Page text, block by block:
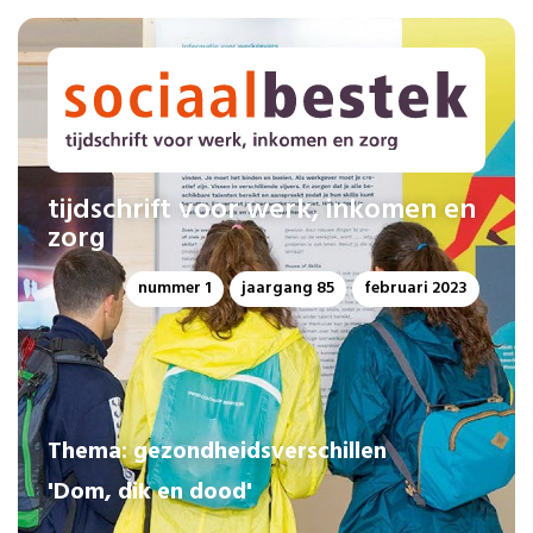
tijdschrift voor werk, inkomen en
zorg
nummer 1 jaargang 85 februari 2023
Thema: gezondheidsverschillen
'Dom, dik en dood'